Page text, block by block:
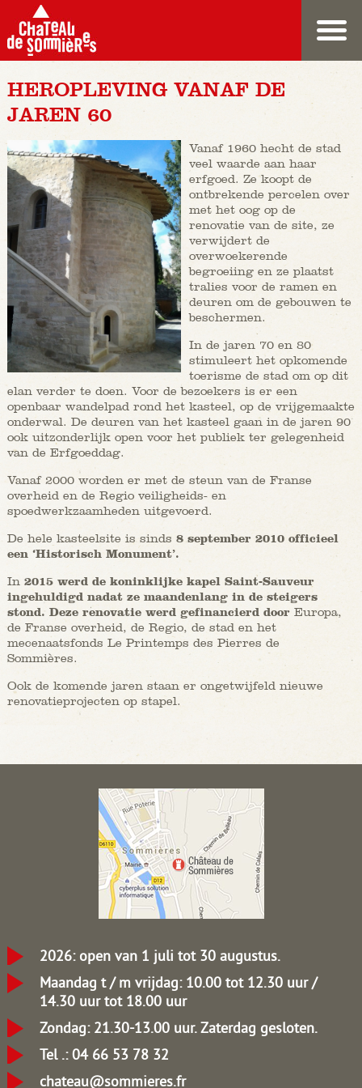
HEROPLEVING VANAF DE
JAREN 60
Vanaf 1960 hecht de stad
veel waarde aan haar
erfgoed. Ze koopt de
ontbrekende percelen over
met het oog op de
renovatie van de site, ze
verwijdert de
overwoekerende
begroeiing en ze plaatst
tralies voor de ramen en
deuren om de gebouwen te
beschermen.
In de jaren 70 en 80
stimuleert het opkomende
toerisme de stad om op dit
elan verder te doen. Voor de bezoekers is er een
openbaar wandelpad rond het kasteel, op de vrijgemaakte
onderwal. De deuren van het kasteel gaan in de jaren 90
ook uitzonderlijk open voor het publiek ter gelegenheid
van de Erfgoeddag.
Vanaf 2000 worden er met de steun van de Franse
overheid en de Regio veiligheids- en
spoedwerkzaamheden uitgevoerd.
De hele kasteelsite is sinds 8 september 2010 officieel
een ‘Historisch Monument’.
In 2015 werd de koninklijke kapel Saint-Sauveur
ingehuldigd nadat ze maandenlang in de steigers
stond. Deze renovatie werd gefinancierd doorEuropa,
de Franse overheid, de Regio, de stad en het
mecenaatsfonds Le Printemps des Pierres de
Sommières.
Ook de komende jaren staan er ongetwijfeld nieuwe
renovatieprojecten op stapel.
2026: open van 1 juli tot 30 augustus.
Maandag t / m vrijdag: 10.00 tot 12.30 uur /
14.30 uur tot 18.00 uur
Zondag: 21.30-13.00 uur.Zaterdag gesloten.
Tel .: 04 66 53 78 32
chateau@sommieres.fr